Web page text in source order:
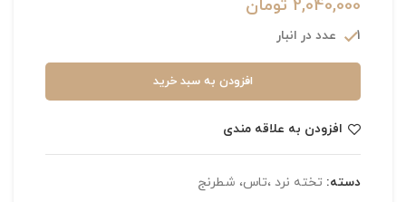
2,040,000 تومان
1 عدد در انبار
افزودن به سبد خرید
افزودن به علاقه مندی
دسته: تخته نرد ،تاس، شطرنج